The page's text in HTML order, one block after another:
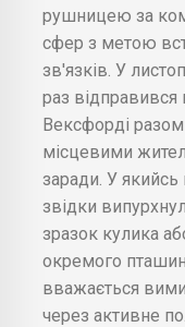
рушницею за
сфер з метою
зв'язків. У
раз відправився
Вексфорді
місцевими
заради. У
звідки
зразок кулика
окремого
вважається
через активне